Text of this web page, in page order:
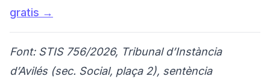
gratis →
Font: STIS 756/2026, Tribunal d’Instància
d’Avilés (sec. Social, plaça 2), sentència